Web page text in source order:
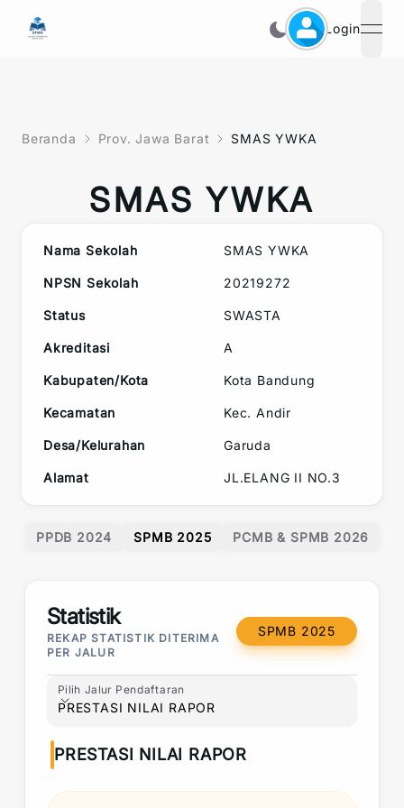
Login
Beranda Prov. Jawa Barat SMAS YWKA
SMAS YWKA
Nama Sekolah SMAS YWKA
NPSN Sekolah 20219272
Status SWASTA
Akreditasi A
Kabupaten/Kota Kota Bandung
Kecamatan Kec. Andir
Desa/Kelurahan Garuda
Alamat JL.ELANG II NO.3
PPDB 2024 SPMB 2025 PCMB & SPMB 2026
Statistik
REKAP STATISTIK DITERIMA
PER JALUR
SPMB 2025
Pilih Jalur Pendaftaran
Pilih Jalur Pendaftaran
PRESTASI NILAI RAPOR
PRESTASI NILAI RAPOR